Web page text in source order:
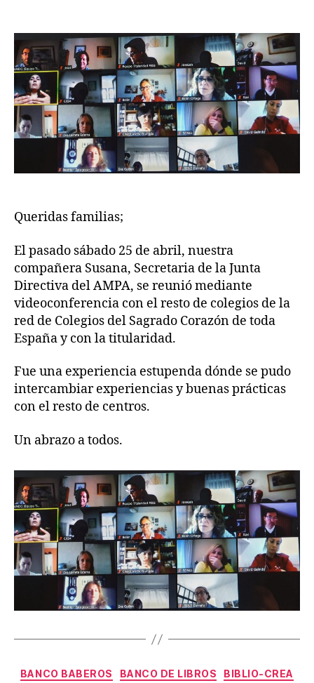
RED
Y
TITULARIDAD
Queridas familias;
El pasado sábado 25 de abril, nuestra
compañera Susana, Secretaria de la Junta
Directiva del AMPA, se reunió mediante
videoconferencia con el resto de colegios de la
red de Colegios del Sagrado Corazón de toda
España y con la titularidad.
Fue una experiencia estupenda dónde se pudo
intercambiar experiencias y buenas prácticas
con el resto de centros.
Un abrazo a todos.
Categorías
BANCO BABEROS BANCO DE LIBROS
BIBLIO-CREA